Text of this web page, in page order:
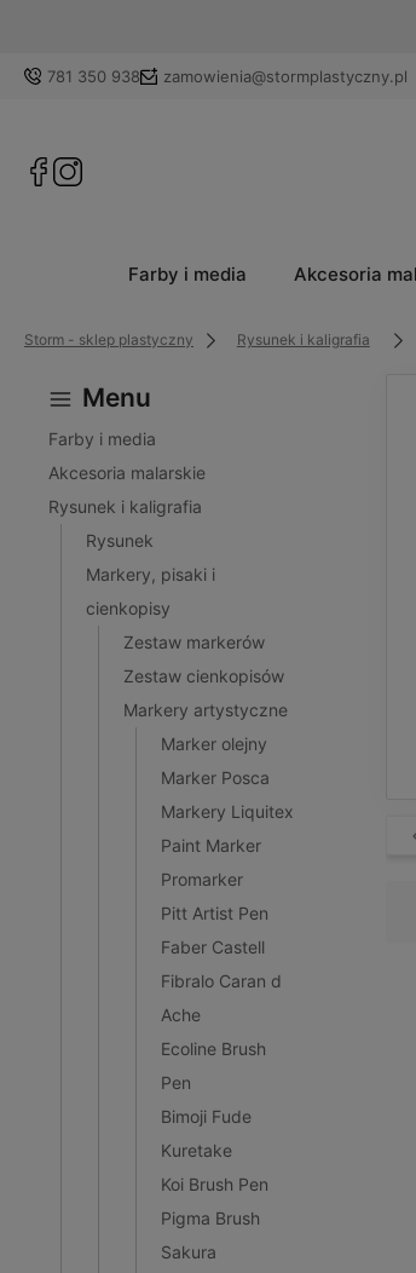
781 350 938 zamowienia@stormplastyczny.pl
Farby i media Akcesoria
Storm - sklep plastyczny Rysunek i kaligrafia
Menu
Farby i media
Akcesoria malarskie
Rysunek i kaligrafia
Rysunek
Markery, pisaki i
cienkopisy
Zestaw markerów
Zestaw cienkopisów
Markery artystyczne
Marker olejny
Marker Posca
Markery Liquitex
Paint Marker
Promarker
Pitt Artist Pen
Faber Castell
Fibralo Caran d
Ache
Ecoline Brush
Pen
Bimoji Fude
Kuretake
Koi Brush Pen
Pigma Brush
Sakura